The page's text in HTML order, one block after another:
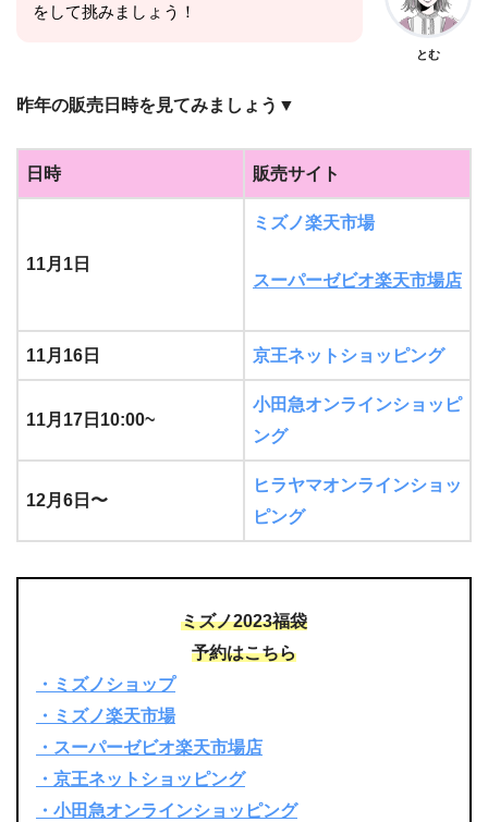
をして挑みましょう！
とむ
昨年の販売日時を見てみましょう▼
日時 販売サイト
11月1日
ミズノ楽天市場
スーパーゼビオ楽天市場店
11月16日 京王ネットショッピング
11月17日10:00~
小田急オンラインショッピ
ング
12月6日〜
ヒラヤマオンラインショッ
ピング
ミズノ2023福袋
予約はこちら
・ミズノショップ
・ミズノ楽天市場
・スーパーゼビオ楽天市場店
・京王ネットショッピング
・小田急オンラインショッピング